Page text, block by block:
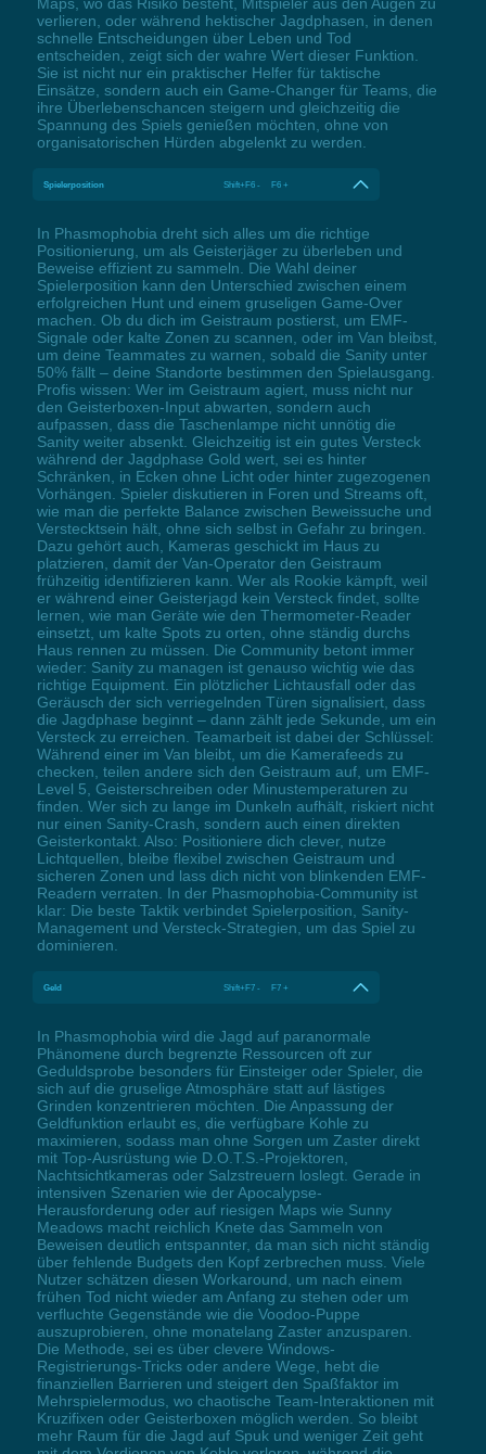
Maps, wo das Risiko besteht, Mitspieler aus den Augen zu
verlieren, oder während hektischer Jagdphasen, in denen
schnelle Entscheidungen über Leben und Tod
entscheiden, zeigt sich der wahre Wert dieser Funktion.
Sie ist nicht nur ein praktischer Helfer für taktische
Einsätze, sondern auch ein Game-Changer für Teams, die
ihre Überlebenschancen steigern und gleichzeitig die
Spannung des Spiels genießen möchten, ohne von
organisatorischen Hürden abgelenkt zu werden.
Spielerposition Shift+F6 - F6 +
In Phasmophobia dreht sich alles um die richtige
Positionierung, um als Geisterjäger zu überleben und
Beweise effizient zu sammeln. Die Wahl deiner
Spielerposition kann den Unterschied zwischen einem
erfolgreichen Hunt und einem gruseligen Game-Over
machen. Ob du dich im Geistraum postierst, um EMF-
Signale oder kalte Zonen zu scannen, oder im Van bleibst,
um deine Teammates zu warnen, sobald die Sanity unter
50% fällt – deine Standorte bestimmen den Spielausgang.
Profis wissen: Wer im Geistraum agiert, muss nicht nur
den Geisterboxen-Input abwarten, sondern auch
aufpassen, dass die Taschenlampe nicht unnötig die
Sanity weiter absenkt. Gleichzeitig ist ein gutes Versteck
während der Jagdphase Gold wert, sei es hinter
Schränken, in Ecken ohne Licht oder hinter zugezogenen
Vorhängen. Spieler diskutieren in Foren und Streams oft,
wie man die perfekte Balance zwischen Beweissuche und
Verstecktsein hält, ohne sich selbst in Gefahr zu bringen.
Dazu gehört auch, Kameras geschickt im Haus zu
platzieren, damit der Van-Operator den Geistraum
frühzeitig identifizieren kann. Wer als Rookie kämpft, weil
er während einer Geisterjagd kein Versteck findet, sollte
lernen, wie man Geräte wie den Thermometer-Reader
einsetzt, um kalte Spots zu orten, ohne ständig durchs
Haus rennen zu müssen. Die Community betont immer
wieder: Sanity zu managen ist genauso wichtig wie das
richtige Equipment. Ein plötzlicher Lichtausfall oder das
Geräusch der sich verriegelnden Türen signalisiert, dass
die Jagdphase beginnt – dann zählt jede Sekunde, um ein
Versteck zu erreichen. Teamarbeit ist dabei der Schlüssel:
Während einer im Van bleibt, um die Kamerafeeds zu
checken, teilen andere sich den Geistraum auf, um EMF-
Level 5, Geisterschreiben oder Minustemperaturen zu
finden. Wer sich zu lange im Dunkeln aufhält, riskiert nicht
nur einen Sanity-Crash, sondern auch einen direkten
Geisterkontakt. Also: Positioniere dich clever, nutze
Lichtquellen, bleibe flexibel zwischen Geistraum und
sicheren Zonen und lass dich nicht von blinkenden EMF-
Readern verraten. In der Phasmophobia-Community ist
klar: Die beste Taktik verbindet Spielerposition, Sanity-
Management und Versteck-Strategien, um das Spiel zu
dominieren.
Geld Shift+F7 - F7 +
In Phasmophobia wird die Jagd auf paranormale
Phänomene durch begrenzte Ressourcen oft zur
Geduldsprobe besonders für Einsteiger oder Spieler, die
sich auf die gruselige Atmosphäre statt auf lästiges
Grinden konzentrieren möchten. Die Anpassung der
Geldfunktion erlaubt es, die verfügbare Kohle zu
maximieren, sodass man ohne Sorgen um Zaster direkt
mit Top-Ausrüstung wie D.O.T.S.-Projektoren,
Nachtsichtkameras oder Salzstreuern loslegt. Gerade in
intensiven Szenarien wie der Apocalypse-
Herausforderung oder auf riesigen Maps wie Sunny
Meadows macht reichlich Knete das Sammeln von
Beweisen deutlich entspannter, da man sich nicht ständig
über fehlende Budgets den Kopf zerbrechen muss. Viele
Nutzer schätzen diesen Workaround, um nach einem
frühen Tod nicht wieder am Anfang zu stehen oder um
verfluchte Gegenstände wie die Voodoo-Puppe
auszuprobieren, ohne monatelang Zaster anzusparen.
Die Methode, sei es über clevere Windows-
Registrierungs-Tricks oder andere Wege, hebt die
finanziellen Barrieren und steigert den Spaßfaktor im
Mehrspielermodus, wo chaotische Team-Interaktionen mit
Kruzifixen oder Geisterboxen möglich werden. So bleibt
mehr Raum für die Jagd auf Spuk und weniger Zeit geht